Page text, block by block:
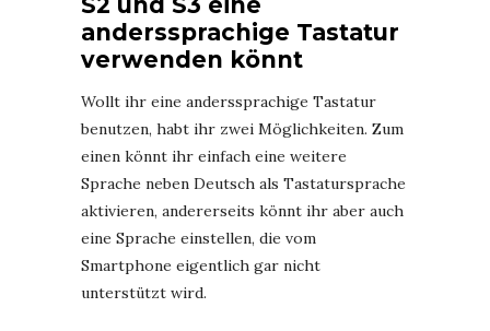
anderssprachige Tastatur
verwenden könnt
Wollt ihr eine anderssprachige Tastatur
benutzen, habt ihr zwei Möglichkeiten. Zum
einen könnt ihr einfach eine weitere
Sprache neben Deutsch als Tastatursprache
aktivieren, andererseits könnt ihr aber auch
eine Sprache einstellen, die vom
Smartphone eigentlich gar nicht
unterstützt wird.